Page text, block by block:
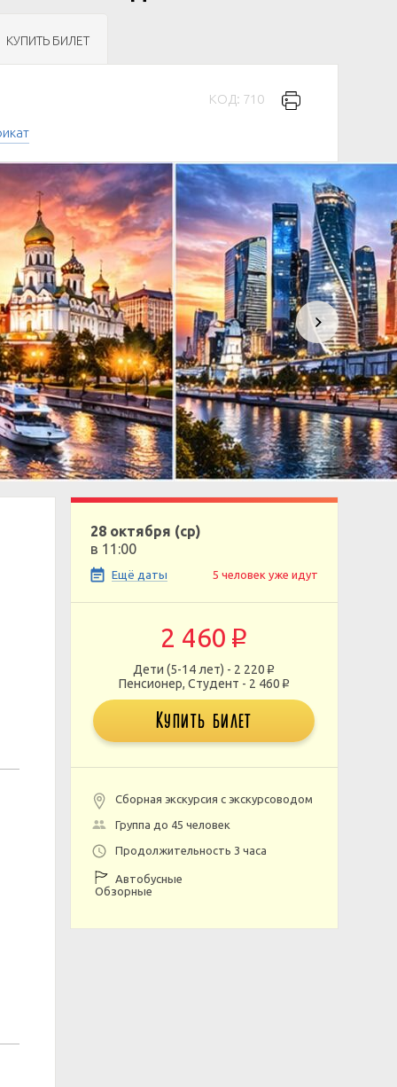
КУПИТЬ БИЛЕТ
КОД: 710
28 октября (ср)
в 11:00
Ещё даты 5 человек уже идут
2 460 p
Дети (5-14 лет) - 2 220 p
Пенсионер, Студент - 2 460 p
Купить билет
Сборная экскурсия с экскурсоводом
Группа до 45 человек
Продолжительность 3 часа
Автобусные
Обзорные